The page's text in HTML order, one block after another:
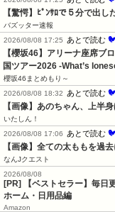
【驚愕】ﾋﾟﾝｻﾛで５分で出
バズッター速報
2026/08/08 17:25
あとで読む
【櫻坂46】アリーナ座席ブ
国ツアー2026 -What’s
櫻坂46まとめもり～
2026/08/08 18:32
あとで読む
【画像】あのちゃん、上半
いたしん！
2026/08/08 17:06
あとで読む
【画像】全ての太ももを過
なんJクエスト
2026/08/08
[PR] 【ベストセラー】毎日
ホーム・日用品編
Amazon